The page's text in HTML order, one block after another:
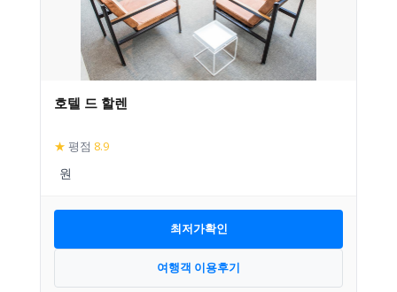
호텔 드 할렌
★ 평점 8.9
최저가확인
여행객 이용후기